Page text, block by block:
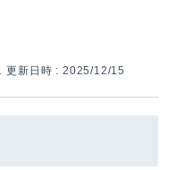
更新日時 : 2025/12/15